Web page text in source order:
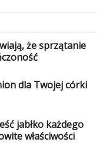
że sprzątanie
dla Twojej córki
jabłko każdego
właściwości